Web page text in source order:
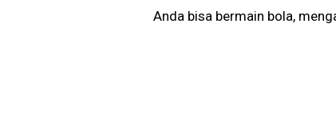
Anda bisa bermain bola,